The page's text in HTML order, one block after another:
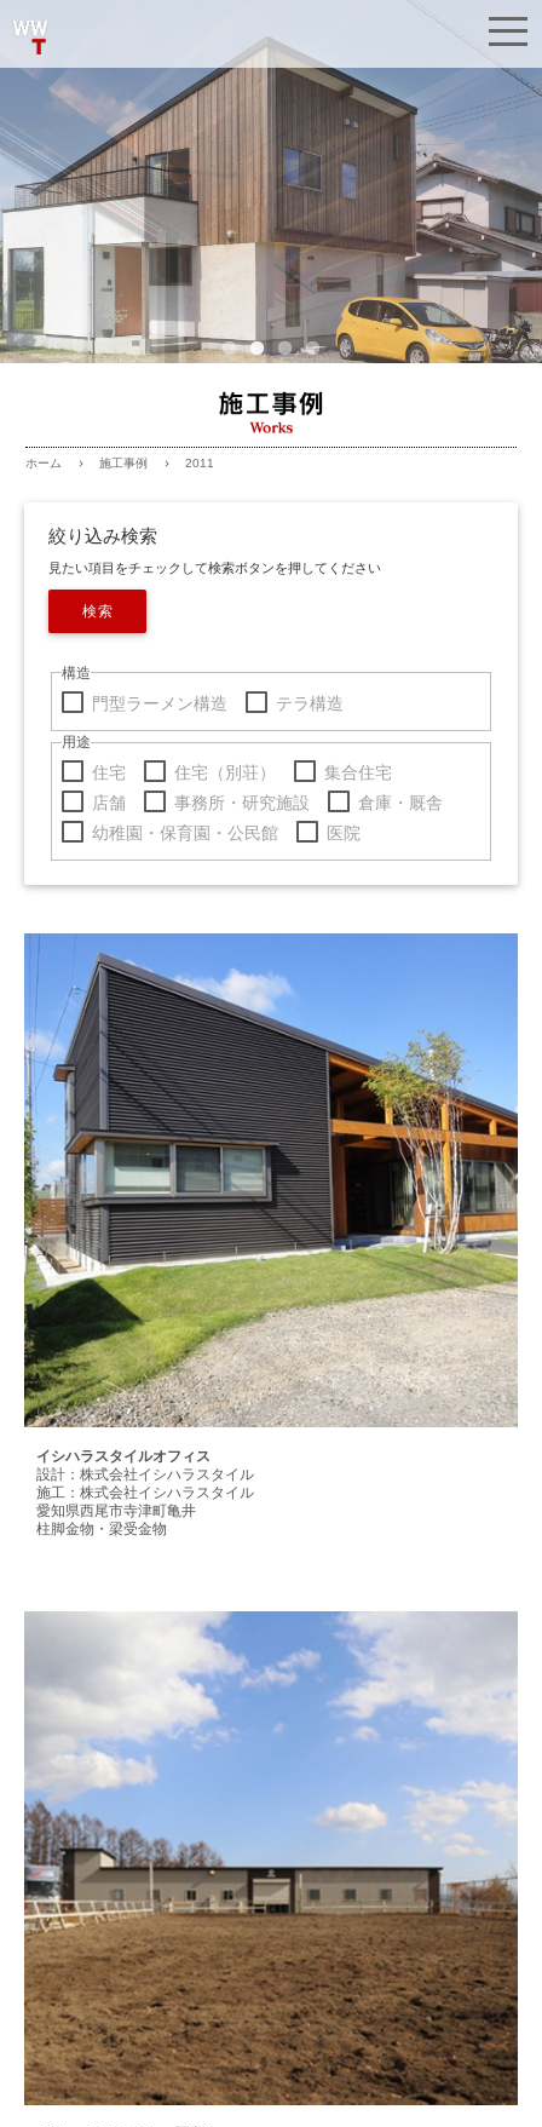
Pre
vio
us
Ne
xt
ホーム 施工事例 2011
絞り込み検索
見たい項目をチェックして検索ボタンを押してください
検索
構造
門型ラーメン構造 テラ構造
用途
住宅 住宅（別荘）
集合住宅
店舗
事務所・研究施設
倉庫・厩舎
幼稚園・保育園・公民館
医院
イシハラスタイルオフィス
設計：株式会社イシハラスタイル
施工：株式会社イシハラスタイル
愛知県西尾市寺津町亀井
柱脚金物・梁受金物